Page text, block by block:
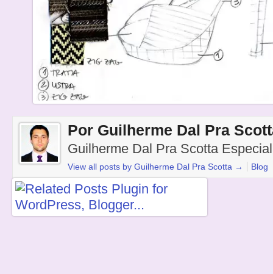
Por Guilherme Dal Pra
Guilherme Dal Pra Scotta
View all posts by Guilherme Dal Pra Scotta → Blog